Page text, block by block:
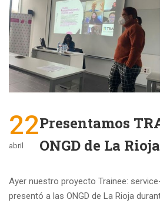
22
abril
Presentamos
ONGD de La Rioja
Ayer nuestro proyecto Trainee:
presentó a las ONGD de La Rioja